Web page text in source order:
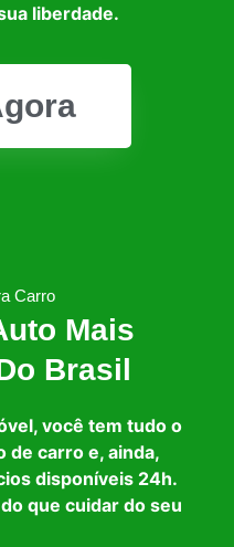
liberdade.
Carro
Mais
Brasil
você tem tudo o
de carro e, ainda,
disponíveis 24h.
que cuidar do seu